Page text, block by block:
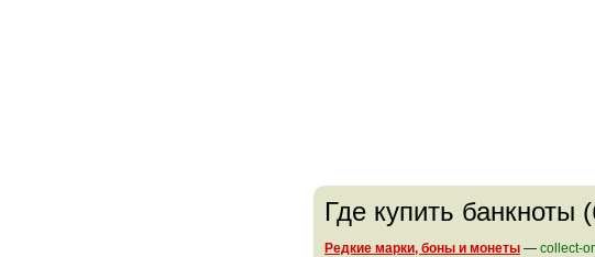
Где купить
Редкие марки, боны и монеты — collect-